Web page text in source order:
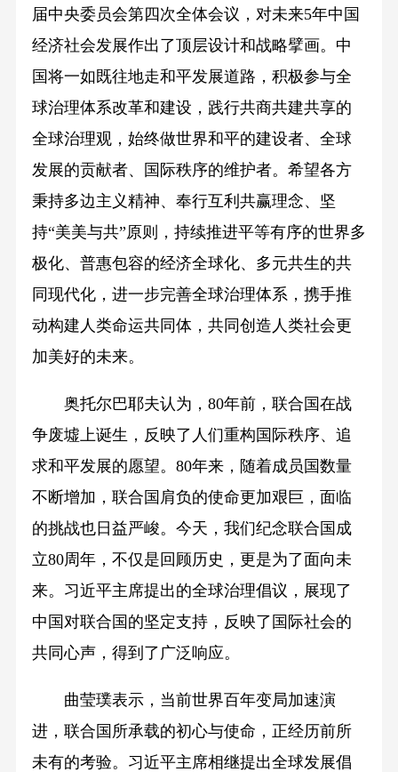
届中央委员会第四次全体会议，对未来5年中国
经济社会发展作出了顶层设计和战略擘画。中
国将一如既往地走和平发展道路，积极参与全
球治理体系改革和建设，践行共商共建共享的
全球治理观，始终做世界和平的建设者、全球
发展的贡献者、国际秩序的维护者。希望各方
秉持多边主义精神、奉行互利共赢理念、坚
持“美美与共”原则，持续推进平等有序的世界多
极化、普惠包容的经济全球化、多元共生的共
同现代化，进一步完善全球治理体系，携手推
动构建人类命运共同体，共同创造人类社会更
加美好的未来。
奥托尔巴耶夫认为，80年前，联合国在战
争废墟上诞生，反映了人们重构国际秩序、追
求和平发展的愿望。80年来，随着成员国数量
不断增加，联合国肩负的使命更加艰巨，面临
的挑战也日益严峻。今天，我们纪念联合国成
立80周年，不仅是回顾历史，更是为了面向未
来。习近平主席提出的全球治理倡议，展现了
中国对联合国的坚定支持，反映了国际社会的
共同心声，得到了广泛响应。
曲莹璞表示，当前世界百年变局加速演
进，联合国所承载的初心与使命，正经历前所
未有的考验。习近平主席相继提出全球发展倡